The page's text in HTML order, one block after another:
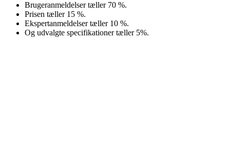
Brugeranmeldelser tæller 70 %.
Prisen tæller 15 %.
Ekspertanmeldelser tæller 10 %.
Og udvalgte specifikationer tæller 5%.